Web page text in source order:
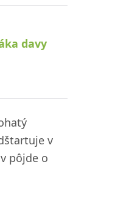
davy
v
pôjde o